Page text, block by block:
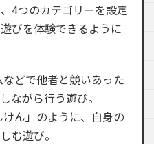
4つのカテゴリーを設定
びを体験できるように
などで他者と競いあった
ながら行う遊び。
けん」のように、自身の
む遊び。